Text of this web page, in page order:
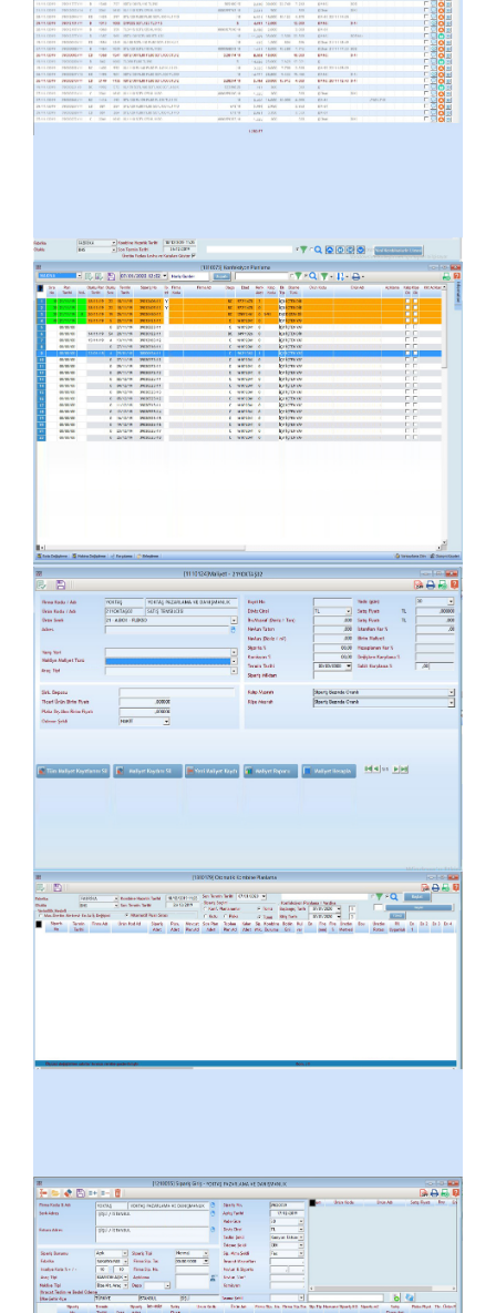
Kombine Üretim Planlama
Konfeksiyon Makinaları İş Planlama
Maliyet ve Finans
Otomatik Kombine Planlama
Sipariş